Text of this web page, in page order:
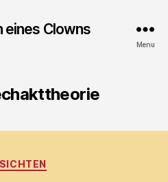
eines Clowns
Menu
Categories